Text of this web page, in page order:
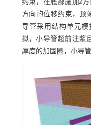
约束，在底部施加Z
方向的位移约束，顶
导管采用结构单元模
拟，小导管超前注浆
厚度的加固圈，小导